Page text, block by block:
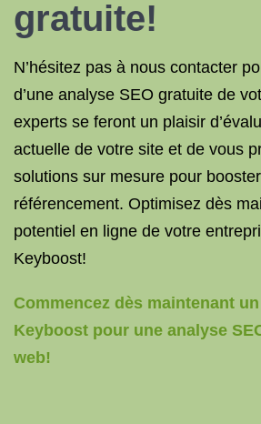
gratuite!
N’hésitez pas à nous contacter
d’une analyse SEO gratuite de
experts se feront un plaisir
actuelle de votre site et de vous
solutions sur mesure pour
référencement. Optimisez dès
potentiel en ligne de votre
Keyboost!
Commencez dès maintenant
Keyboost pour une analyse
web!